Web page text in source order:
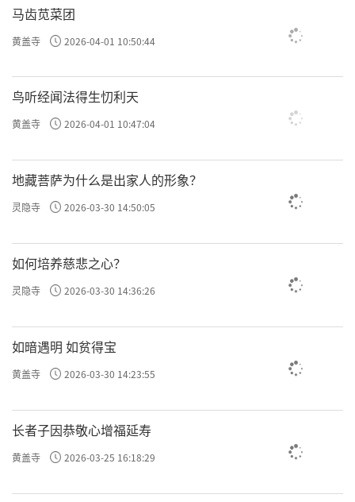
马齿苋菜团
黄盖寺 2026-04-01 10:50:44
鸟听经闻法得生忉利天
黄盖寺 2026-04-01 10:47:04
地藏菩萨为什么是出家人的形象？
灵隐寺 2026-03-30 14:50:05
如何培养慈悲之心？
灵隐寺 2026-03-30 14:36:26
如暗遇明 如贫得宝
黄盖寺 2026-03-30 14:23:55
长者子因恭敬心增福延寿
黄盖寺 2026-03-25 16:18:29